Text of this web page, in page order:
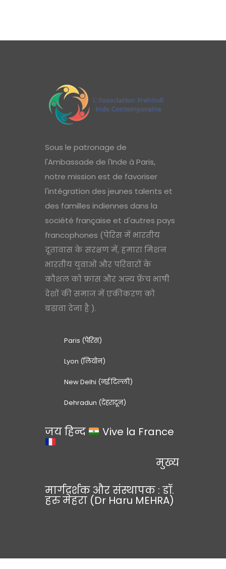
Sous le patronage de
l'Ambassade de l'Inde à Paris,
notre mission est de favoriser
l'intégration des jeunes talents et
des familles indiennes dans la
société française et d'autres pays
francophones (पेरिस में भारतीय
दूतावास के संरक्षण में, हमारा मिशन
भारतीय युवाओं और परिवारों के
कौशल को फ्रांस और अन्य फ्रेंच भाषी
देशों की समाज में एकीकरण को
बढ़ावा देना है ).
Paris (पेरिस)
Lyon (लियोन)
New Delhi (नई दिल्ली)
Dehradun (देहरादून)
जय हिन्द Vive la France
मुख्य
मार्गदर्शक और संस्थापक : डॉ.
हरु मेहरा (Dr Haru MEHRA)